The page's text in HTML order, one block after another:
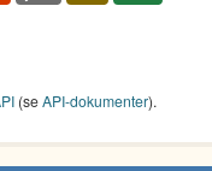
(seAPI-dokumenter).